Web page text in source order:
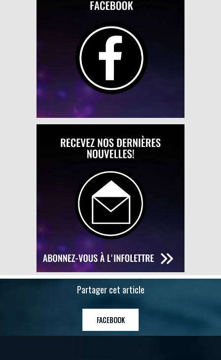
Partager cet article
FACEBOOK